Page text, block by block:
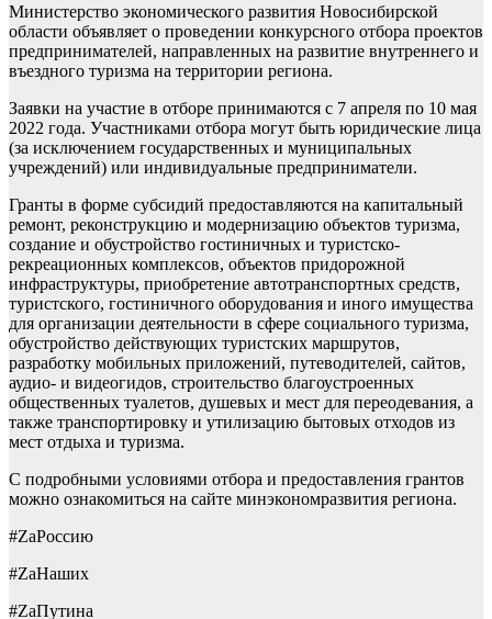
Министерство экономического развития Новосибирской
области объявляет о проведении конкурсного отбора проектов
предпринимателей, направленных на развитие внутреннего и
въездного туризма на территории региона.
Заявки на участие в отборе принимаются с 7 апреля по 10 мая
2022 года. Участниками отбора могут быть юридические лица
(за исключением государственных и муниципальных
учреждений) или индивидуальные предприниматели.
Гранты в форме субсидий предоставляются на капитальный
ремонт, реконструкцию и модернизацию объектов туризма,
создание и обустройство гостиничных и туристско-
рекреационных комплексов, объектов придорожной
инфраструктуры, приобретение автотранспортных средств,
туристского, гостиничного оборудования и иного имущества
для организации деятельности в сфере социального туризма,
обустройство действующих туристских маршрутов,
разработку мобильных приложений, путеводителей, сайтов,
аудио- и видеогидов, строительство благоустроенных
общественных туалетов, душевых и мест для переодевания, а
также транспортировку и утилизацию бытовых отходов из
мест отдыха и туризма.
С подробными условиями отбора и предоставления грантов
можно ознакомиться на сайте минэкономразвития региона.
#ZаРоссию
#ZаНаших
#ZаПутина